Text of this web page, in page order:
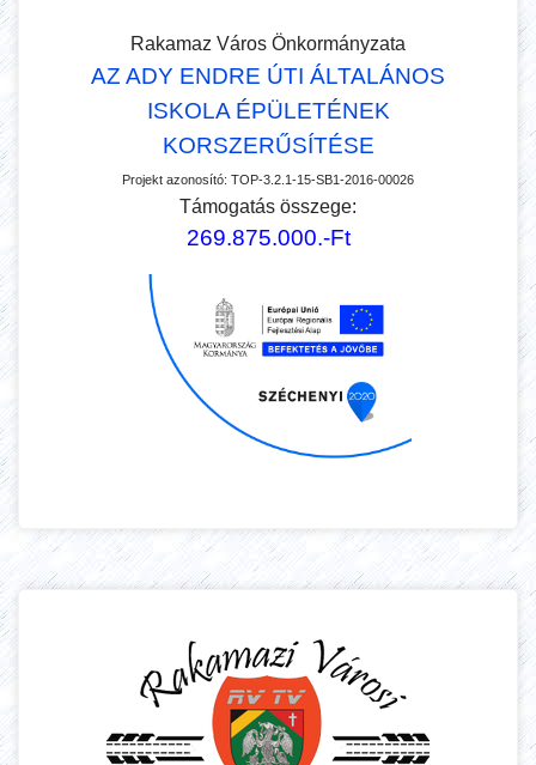
Rakamaz Város Önkormányzata
AZ ADY ENDRE ÚTI ÁLTALÁNOS
ISKOLA ÉPÜLETÉNEK
KORSZERŰSÍTÉSE
Projekt azonosító: TOP-3.2.1-15-SB1-2016-00026
Támogatás összege:
269.875.000.-Ft